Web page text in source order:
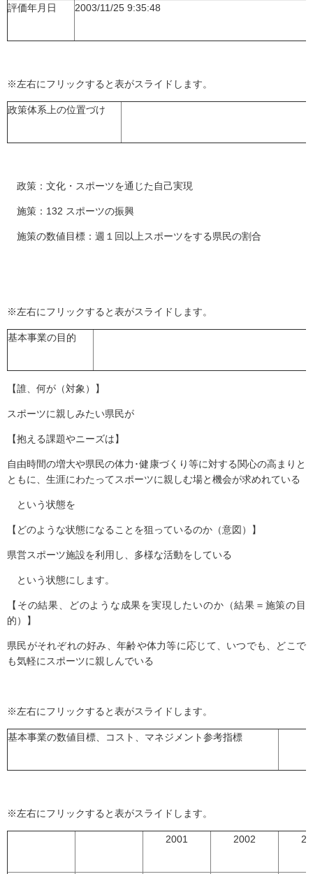
評価年月日 2003/11/25 9:35:48
※左右にフリックすると表がスライドします。
政策体系上の位置づけ
政策：文化・スポーツを通じた自己実現
施策：132 スポーツの振興
施策の数値目標：週１回以上スポーツをする県民の割合
※左右にフリックすると表がスライドします。
基本事業の目的
【誰、何が（対象）】
スポーツに親しみたい県民が
【抱える課題やニーズは】
自由時間の増大や県民の体力･健康づくり等に対する関心の高まりと
ともに、生涯にわたってスポーツに親しむ場と機会が求めれている
という状態を
【どのような状態になることを狙っているのか（意図）】
県営スポーツ施設を利用し、多様な活動をしている
という状態にします。
【その結果、どのような成果を実現したいのか（結果＝施策の目
的）】
県民がそれぞれの好み、年齢や体力等に応じて、いつでも、どこで
も気軽にスポーツに親しんでいる
※左右にフリックすると表がスライドします。
基本事業の数値目標、コスト、マネジメント参考指標
※左右にフリックすると表がスライドします。
2001 2002